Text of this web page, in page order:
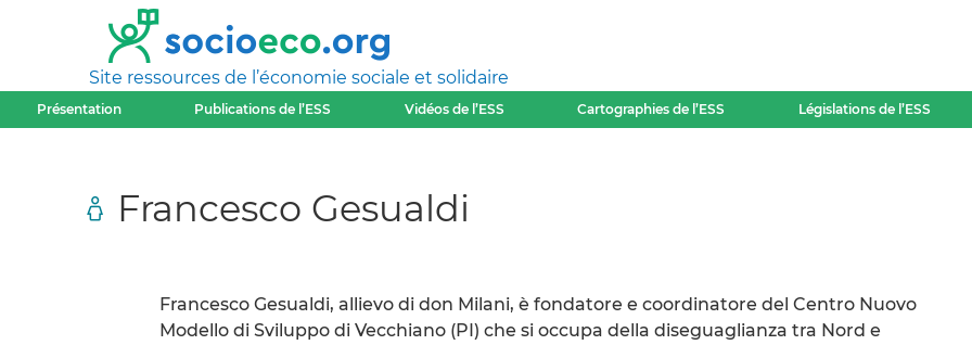
Site ressources de l’économie sociale et solidaire
Présentation Publications de l’ESS Vidéos de l’ESS Cartographies de l’ESS Législations de l’ESS
Francesco Gesualdi
Francesco Gesualdi, allievo di don Milani, è fondatore e coordinatore del Centro Nuovo
Modello di Sviluppo di Vecchiano (PI) che si occupa della diseguaglianza tra Nord e